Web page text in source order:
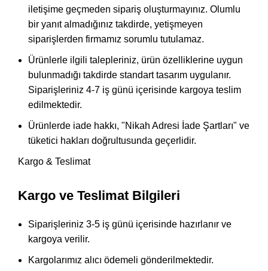
iletişime geçmeden sipariş oluşturmayınız. Olumlu
bir yanıt almadığınız takdirde, yetişmeyen
siparişlerden firmamız sorumlu tutulamaz.
Ürünlerle ilgili talepleriniz, ürün özelliklerine uygun
bulunmadığı takdirde standart tasarım uygulanır.
Siparişleriniz 4-7 iş günü içerisinde kargoya teslim
edilmektedir.
Ürünlerde iade hakkı, "Nikah Adresi İade Şartları" ve
tüketici hakları doğrultusunda geçerlidir.
Kargo & Teslimat
Kargo ve Teslimat Bilgileri
Siparişleriniz 3-5 iş günü içerisinde hazırlanır ve
kargoya verilir.
Kargolarımız alıcı ödemeli gönderilmektedir.